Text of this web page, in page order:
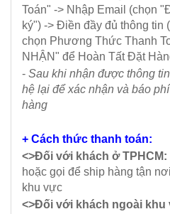
Toán" -> Nhập Email (chọn
ký") -> Điền đầy đủ thông tin
chọn Phương Thức Thanh
NHẬN" để Hoàn Tất Đặt
- Sau khi nhận được thông
hệ lại để xác nhận và báo
hàng
+ Cách thức thanh toán:
<>Đối với khách ở TPHCM:
hoặc gọi để ship hàng tận
khu vực
<>Đối với khách ngoài khu